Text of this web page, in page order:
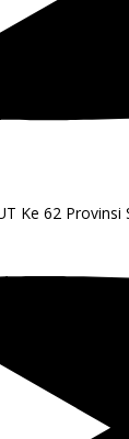
Ke 62 Provinsi